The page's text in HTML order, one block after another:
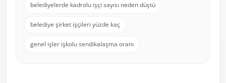
belediyelerde kadrolu işçi sayısı neden düştü
belediye şirket işçileri yüzde kaç
genel işler işkolu sendikalaşma oranı